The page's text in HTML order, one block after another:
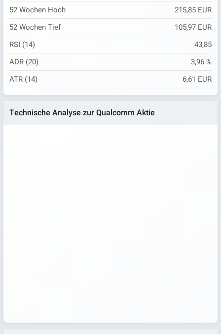
52 Wochen Hoch
215,85 EUR
52 Wochen Tief
105,97 EUR
RSI (14)
43,85
ADR (20)
3,96 %
ATR (14)
6,61 EUR
Technische Analyse zur Qualcomm Aktie